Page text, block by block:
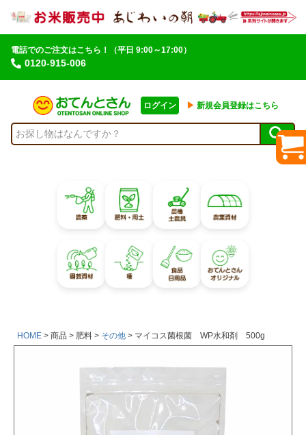
電話でのご注文はこちら！
0120-915-006
（平日 9:00～17:00）
ログイン ▶︎ 新規会員登録はこちら
HOME 商品 肥料 その他 マイコス菌根菌 WP水和剤 500g